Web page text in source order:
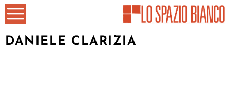
DANIELE CLARIZIA